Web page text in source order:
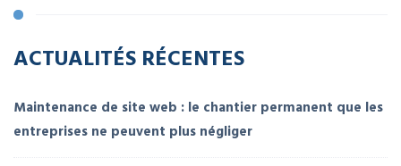
ACTUALITÉS RÉCENTES
Maintenance de site web : le chantier permanent que les
entreprises ne peuvent plus négliger